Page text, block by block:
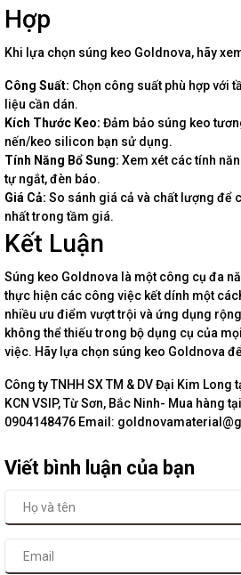
Hợp
Khi lựa chọn súng keo Goldnova, hãy
Công Suất: Chọn công suất phù hợp với
liệu cần dán.
Kích Thước Keo: Đảm bảo súng keo
nến/keo silicon bạn sử dụng.
Tính Năng Bổ Sung: Xem xét các tính
tự ngắt, đèn báo.
Giá Cả: So sánh giá cả và chất lượng để
nhất trong tầm giá.
Kết Luận
Súng keo Goldnova là một công cụ đa
thực hiện các công việc kết dính một
nhiều ưu điểm vượt trội và ứng dụng
không thể thiếu trong bộ dụng cụ của
việc. Hãy lựa chọn súng keo Goldnova
Công ty TNHH SX TM & DV Đại Kim Long
KCN VSIP, Từ Sơn, Bắc Ninh- Mua hàng
0904148476 Email:
Viết bình luận của bạn